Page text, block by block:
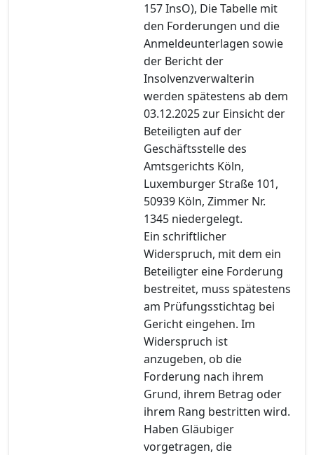
157 InsO), Die Tabelle mit
den Forderungen und die
Anmeldeunterlagen sowie
der Bericht der
Insolvenzverwalterin
werden spätestens ab dem
03.12.2025 zur Einsicht der
Beteiligten auf der
Geschäftsstelle des
Amtsgerichts Köln,
Luxemburger Straße 101,
50939 Köln, Zimmer Nr.
1345 niedergelegt.
Ein schriftlicher
Widerspruch, mit dem ein
Beteiligter eine Forderung
bestreitet, muss spätestens
am Prüfungsstichtag bei
Gericht eingehen. Im
Widerspruch ist
anzugeben, ob die
Forderung nach ihrem
Grund, ihrem Betrag oder
ihrem Rang bestritten wird.
Haben Gläubiger
vorgetragen, die